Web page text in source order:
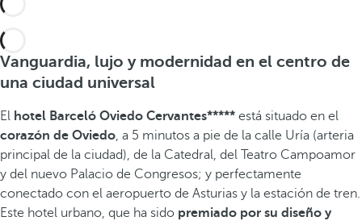
Vanguardia, lujo y modernidad en el centro de
una ciudad universal
El hotel Barceló Oviedo Cervantes***** está situado en el
corazón de Oviedo, a 5 minutos a pie de la calle Uría (arteria
principal de la ciudad), de la Catedral, del Teatro Campoamor
y del nuevo Palacio de Congresos; y perfectamente
conectado con el aeropuerto de Asturias y la estación de tren.
Este hotel urbano, que ha sido premiado por su diseño y